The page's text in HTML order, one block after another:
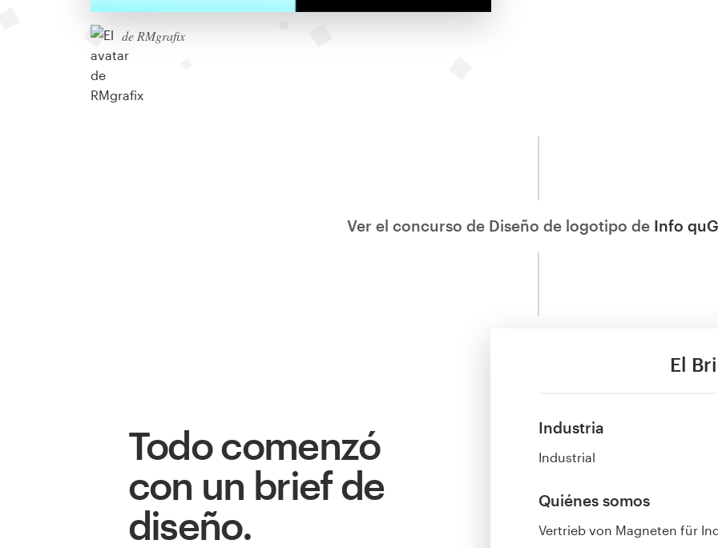
de RMgrafix
Ver el concurso de Diseño de logotipo de Info
El
Industria
Industrial
Quiénes somos
Vertrieb von Magneten für
Todo comenzó
con un brief de
diseño.